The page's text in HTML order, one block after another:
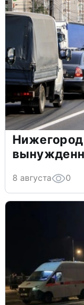
8 августа 0